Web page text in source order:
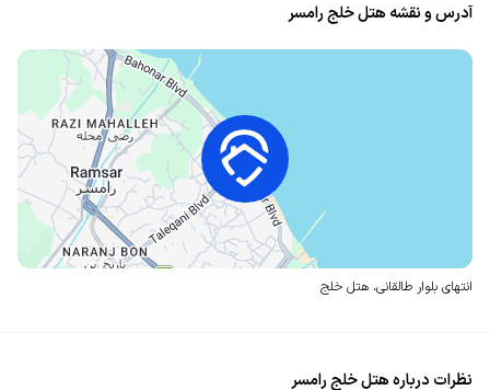
آدرس و نقشه هتل خلج رامسر
انتهای بلوار طالقانی، هتل خلج
نظرات درباره هتل خلج رامسر